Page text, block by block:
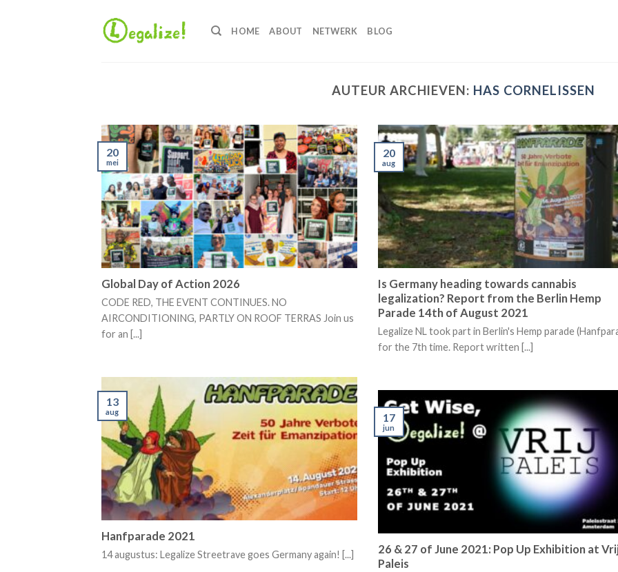
HOME ABOUT NETWERK BLOG
AUTEUR ARCHIEVEN: HAS CORNELISSEN
Global Day of Action 2026
CODE RED, THE EVENT CONTINUES. NO
AIRCONDITIONING, PARTLY ON ROOF TERRAS Join us
for an [...]
20
mei
Is Germany heading towards cannabis
legalization? Report from the Berlin Hemp
Parade 14th of August 2021
Legalize NL took part in Berlin's Hemp parade
for the 7th time. Report written [...]
20
aug
Hanfparade 2021
14 augustus: Legalize Streetrave goes Germany again! [...]
13
aug
26 & 27 of June 2021: Pop Up Exhibition at
Paleis
17
jun